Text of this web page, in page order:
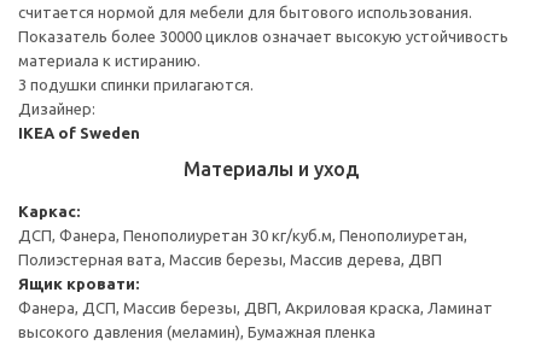
считается нормой для мебели для бытового использования.
Показатель более 30000 циклов означает высокую устойчивость
материала к истиранию.
3 подушки спинки прилагаются.
Дизайнер:
IKEA of Sweden
Материалы и уход
Каркас:
ДСП, Фанера, Пенополиуретан 30 кг/куб.м, Пенополиуретан,
Полиэстерная вата, Массив березы, Массив дерева, ДВП
Ящик кровати:
Фанера, ДСП, Массив березы, ДВП, Акриловая краска, Ламинат
высокого давления (меламин), Бумажная пленка